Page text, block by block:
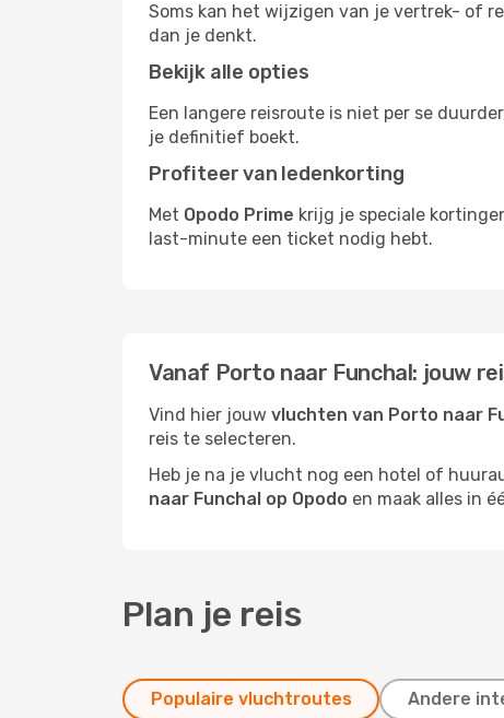
Soms kan het wijzigen van je vertrek- of
dan je denkt.
Bekijk alle opties
Een langere reisroute is niet per se
je definitief boekt.
Profiteer van ledenkorting
Met Opodo Prime krijg je speciale
last-minute een ticket nodig hebt.
Vanaf Porto naar Funchal: jouw
Vind hier jouw vluchten van Porto naar
reis te selecteren.
Heb je na je vlucht nog een hotel of
naar Funchal op Opodo en maak alles in
Plan je reis
Populaire vluchtroutes Andere